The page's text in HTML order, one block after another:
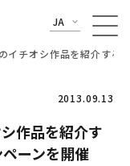
JA
チオシ作品を紹介する
2013.09.13
作品を紹介す
ーンを開催